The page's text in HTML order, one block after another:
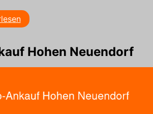
Hohen Neuendorf